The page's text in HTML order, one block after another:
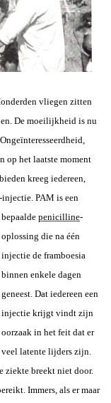
vliegen zitten
De moeilijkheid is nu
op het laatste moment
kreeg iedereen,
PAM is een
bepaalde penicilline-
oplossing die na één
injectie de framboesia
binnen enkele dagen
geneest. Dat iedereen een
injectie krijgt vindt zijn
oorzaak in het feit dat er
veel latente lijders zijn.
ziekte breekt niet door.
Immers, als er maar